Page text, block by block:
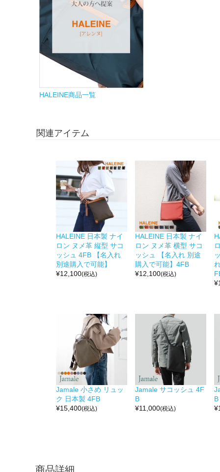
HALEINE商品一覧
関連アイテム
HALEINE 日本製 ナイ
ロン ヌメ革 縦型 サコ
ッシュ 4FB 【名入れ
別途購入で可能】
¥12,100(税込)
HALEINE 日本製 ナイ
ロン ヌメ革 横型 サコ
ッシュ 【名入れ 別途
購入で可能】4FB
¥12,100(税込)
¥
Jamale 小さめ リュッ
ク 日本製 4FB
¥15,400(税込)
Jamale サコッシュ 4F
B
¥11,000(税込)
B
¥
商品詳細